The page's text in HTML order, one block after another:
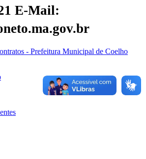
E-Mail:
- Prefeitura Municipal de Coelho